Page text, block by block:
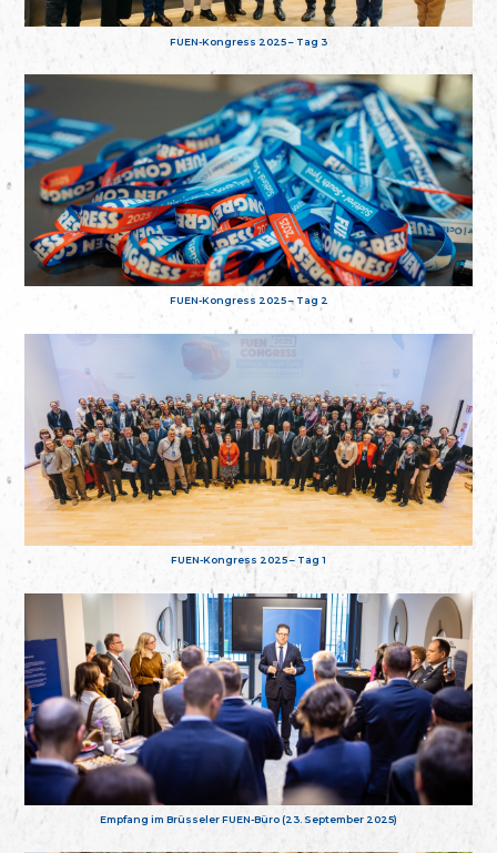
FUEN-Kongress 2025 – Tag 3
FUEN-Kongress 2025 – Tag 2
FUEN-Kongress 2025 – Tag 1
Empfang im Brüsseler FUEN-Büro (23. September 2025)